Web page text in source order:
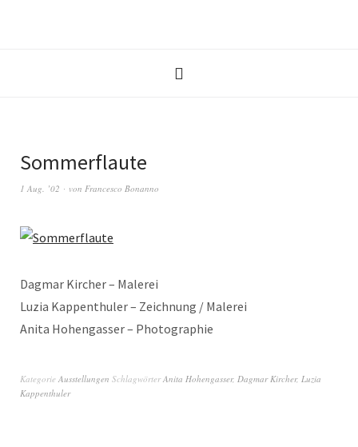
Sommerflaute
1 Aug. ’02 von Francesco Bonanno
Dagmar Kircher – Malerei
Luzia Kappenthuler – Zeichnung / Malerei
Anita Hohengasser – Photographie
Kategorie Ausstellungen SchlagwörterAnita Hohengasser, Dagmar Kircher, Luzia
Kappenthuler